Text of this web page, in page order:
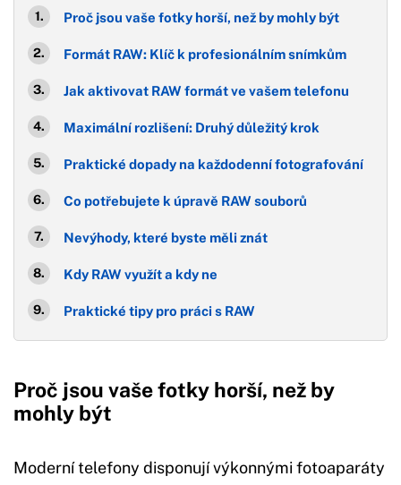
Proč jsou vaše fotky horší, než by mohly být
Formát RAW: Klíč k profesionálním snímkům
Jak aktivovat RAW formát ve vašem telefonu
Maximální rozlišení: Druhý důležitý krok
Praktické dopady na každodenní fotografování
Co potřebujete k úpravě RAW souborů
Nevýhody, které byste měli znát
Kdy RAW využít a kdy ne
Praktické tipy pro práci s RAW
Proč jsou vaše fotky horší, než by
mohly být
Moderní telefony disponují výkonnými fotoaparáty